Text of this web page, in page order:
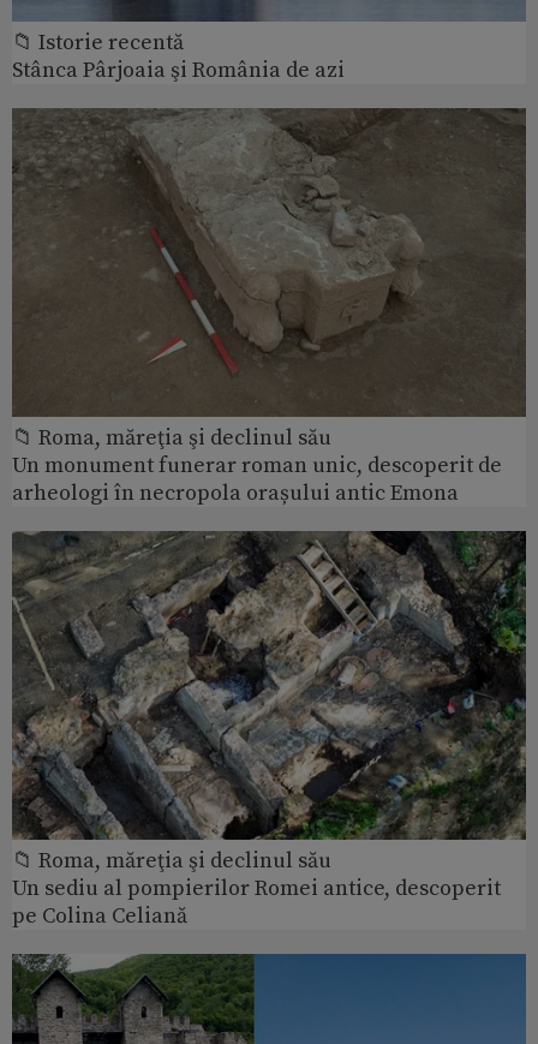
📁 Istorie recentă
Stânca Pârjoaia şi România de azi
📁 Roma, măreţia şi declinul său
Un monument funerar roman unic, descoperit de
arheologi în necropola orașului antic Emona
📁 Roma, măreţia şi declinul său
Un sediu al pompierilor Romei antice, descoperit
pe Colina Celiană